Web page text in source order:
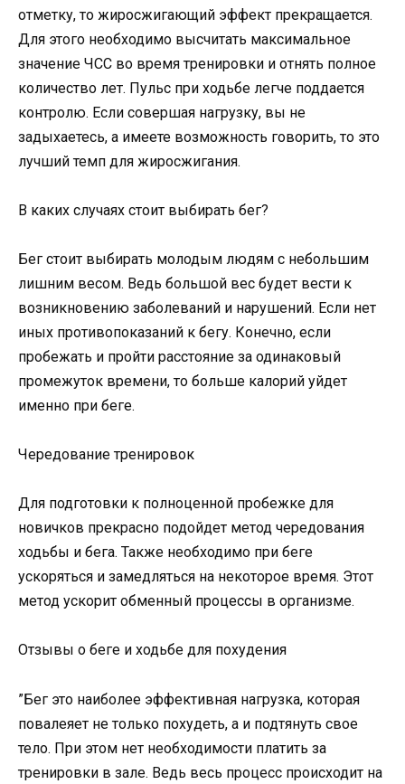
отметку, то жиросжигающий эффект прекращается.
Для этого необходимо высчитать максимальное
значение ЧСС во время тренировки и отнять полное
количество лет. Пульс при ходьбе легче поддается
контролю. Если совершая нагрузку, вы не
задыхаетесь, а имеете возможность говорить, то это
лучший темп для жиросжигания.
В каких случаях стоит выбирать бег?
Бег стоит выбирать молодым людям с небольшим
лишним весом. Ведь большой вес будет вести к
возникновению заболеваний и нарушений. Если нет
иных противопоказаний к бегу. Конечно, если
пробежать и пройти расстояние за одинаковый
промежуток времени, то больше калорий уйдет
именно при беге.
Чередование тренировок
Для подготовки к полноценной пробежке для
новичков прекрасно подойдет метод чередования
ходьбы и бега. Также необходимо при беге
ускоряться и замедляться на некоторое время. Этот
метод ускорит обменный процессы в организме.
Отзывы о беге и ходьбе для похудения
”Бег это наиболее эффективная нагрузка, которая
повалеяет не только похудеть, а и подтянуть свое
тело. При этом нет необходимости платить за
тренировки в зале. Ведь весь процесс происходит на